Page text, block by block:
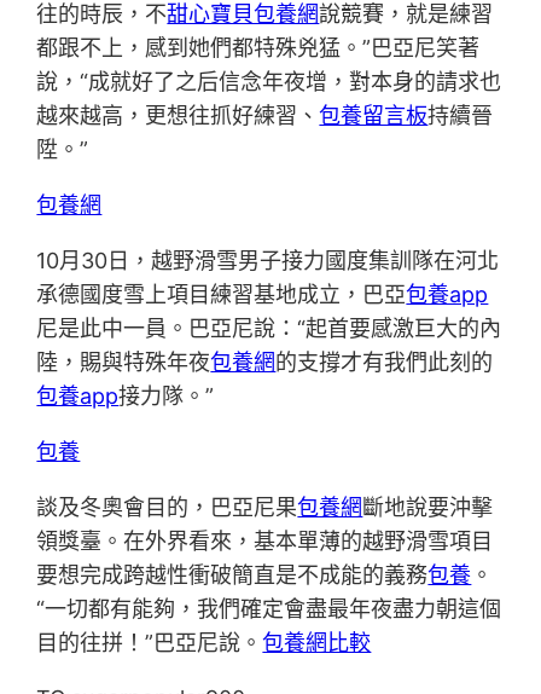
往的時辰，不甜心寶貝包養網說競賽，就是練習
都跟不上，感到她們都特殊兇猛。”巴亞尼笑著
說，“成就好了之后信念年夜增，對本身的請求也
越來越高，更想往抓好練習、包養留言板持續晉
陞。”
包養網
10月30日，越野滑雪男子接力國度集訓隊在河北
承德國度雪上項目練習基地成立，巴亞包養app
尼是此中一員。巴亞尼說：“起首要感激巨大的內
陸，賜與特殊年夜包養網的支撐才有我們此刻的
包養app接力隊。”
包養
談及冬奧會目的，巴亞尼果包養網斷地說要沖擊
領獎臺。在外界看來，基本單薄的越野滑雪項目
要想完成跨越性衝破簡直是不成能的義務包養 。
“一切都有能夠，我們確定會盡最年夜盡力朝這個
目的往拼！”巴亞尼說。包養網比較